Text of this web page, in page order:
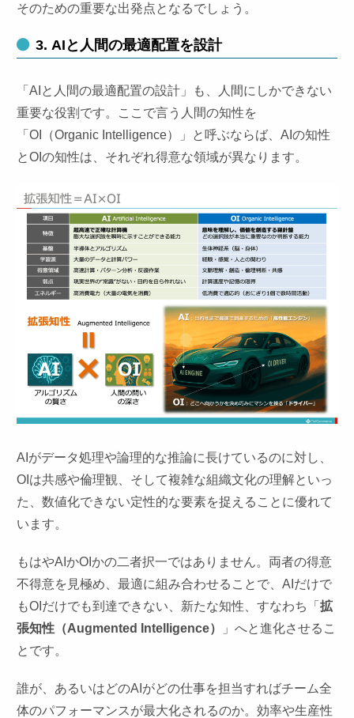
そのための重要な出発点となるでしょう。
3. AIと⼈間の最適配置を設計
「AIと人間の最適配置の設計」も、人間にしかできない
重要な役割です。ここで言う人間の知性を
「OI（Organic Intelligence）」と呼ぶならば、AIの知性
とOIの知性は、それぞれ得意な領域が異なります。
AIがデータ処理や論理的な推論に長けているのに対し、
OIは共感や倫理観、そして複雑な組織文化の理解といっ
た、数値化できない定性的な要素を捉えることに優れて
います。
もはやAIかOIかの二者択一ではありません。両者の得意
不得意を見極め、最適に組み合わせることで、AIだけで
もOIだけでも到達できない、新たな知性、すなわち「拡
張知性（Augmented Intelligence）
」へと進化させるこ
とです。
誰が、あるいはどのAIがどの仕事を担当すればチーム全
体のパフォーマンスが最大化されるのか。効率や生産性